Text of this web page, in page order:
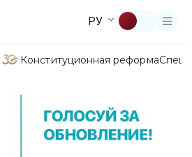
РУ
Конституционная реформа